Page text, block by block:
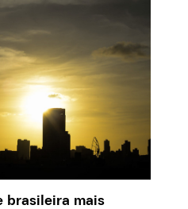
brasileira mais